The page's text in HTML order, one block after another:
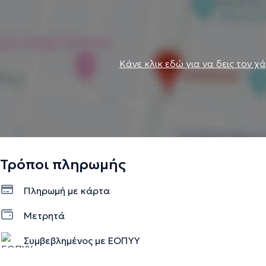
Κάνε κλικ εδώ για να δεις τον
Τρόποι πληρωμής
Πληρωμή με κάρτα
Μετρητά
Συμβεβλημένος με ΕΟΠΥΥ